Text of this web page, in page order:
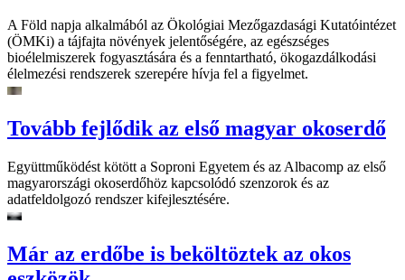
A Föld napja alkalmából az Ökológiai Mezőgazdasági Kutatóintézet
(ÖMKi) a tájfajta növények jelentőségére, az egészséges
bioélelmiszerek fogyasztására és a fenntartható, ökogazdálkodási
élelmezési rendszerek szerepére hívja fel a figyelmet.
Tovább fejlődik az első magyar okoserdő
Együttműködést kötött a Soproni Egyetem és az Albacomp az első
magyarországi okoserdőhöz kapcsolódó szenzorok és az
adatfeldolgozó rendszer kifejlesztésére.
Már az erdőbe is beköltöztek az okos